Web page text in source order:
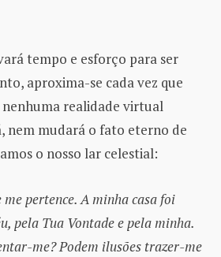
tempo e esforço para ser
aproxima-se cada vez que
realidade virtual
nem mudará o fato eterno de
o nosso lar celestial:
me pertence. A minha casa foi
pela Tua Vontade e pela minha.
me? Podem ilusões trazer-me